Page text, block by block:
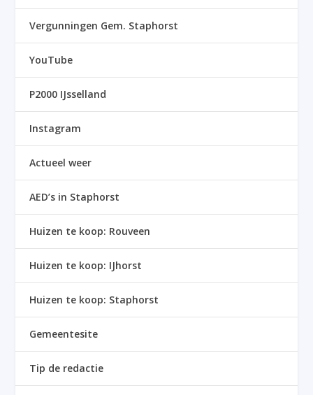
Vergunningen Gem. Staphorst
YouTube
P2000 IJsselland
Instagram
Actueel weer
AED’s in Staphorst
Huizen te koop: Rouveen
Huizen te koop: IJhorst
Huizen te koop: Staphorst
Gemeentesite
Tip de redactie